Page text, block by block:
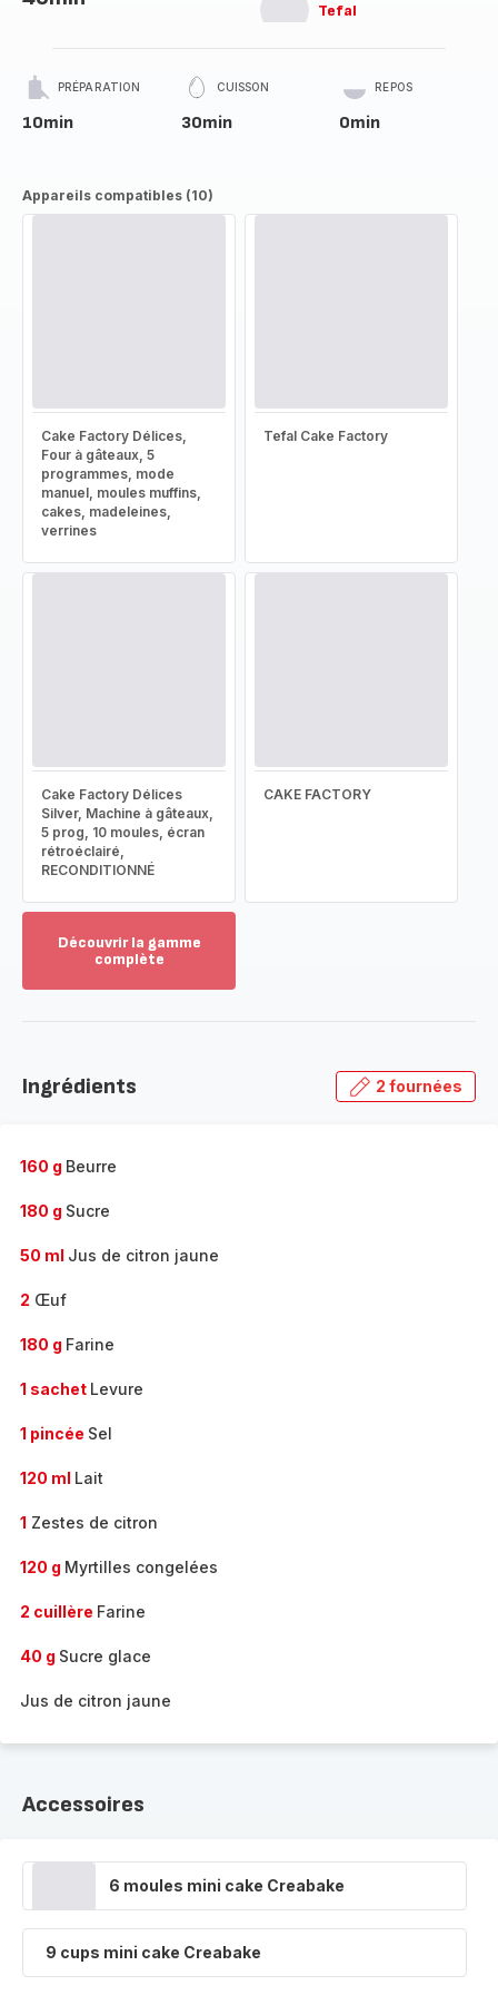
Tefal
PRÉPARATION
10min
CUISSON
30min
REPOS
0min
Appareils compatibles (10)
Cake Factory Délices,
Four à gâteaux, 5
programmes, mode
manuel, moules muffins,
cakes, madeleines,
verrines
Tefal Cake Factory
Cake Factory Délices
Silver, Machine à gâteaux,
5 prog, 10 moules, écran
rétroéclairé,
RECONDITIONNÉ
CAKE FACTORY
Découvrir la gamme
complète
gamme
Ingrédients 2 fournées
160 g Beurre
180 g Sucre
50 ml Jus de citron jaune
2 Œuf
180 g Farine
1 sachet Levure
1 pincée Sel
120 ml Lait
1 Zestes de citron
120 g Myrtilles congelées
2 cuillère Farine
40 g Sucre glace
Jus de citron jaune
Accessoires
6 moules mini cake Creabake
9 cups mini cake Creabake